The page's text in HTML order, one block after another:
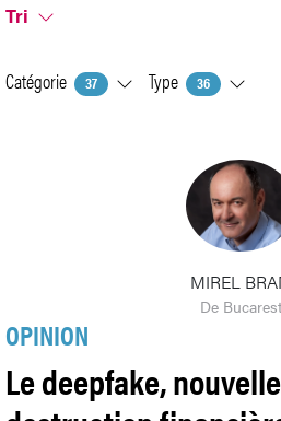
Tri
Catégorie 37 Type 36
MIREL
De Bucarest
OPINION
Le deepfake,